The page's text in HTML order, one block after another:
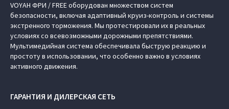
VOYAH ФРИ / FREEоборудован множеством систем
безопасности, включая адаптивный круиз-контроль и системы
экстренного торможения. Мы протестировали их в реальных
условиях со всевозможными дорожными препятствиями.
Мультимедийная система обеспечивала быструю реакцию и
простоту в использовании, что особенно важно в условиях
активного движения.
ГАРАНТИЯ И ДИЛЕРСКАЯ СЕТЬ